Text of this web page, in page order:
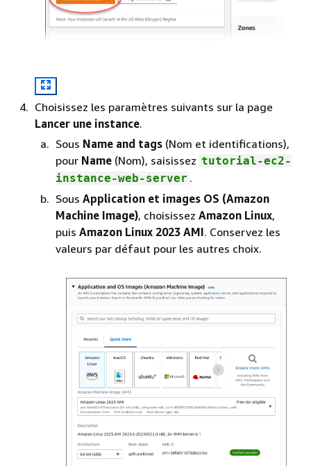
Choisissez les paramètres suivants sur la page
Lancer une instance.
Sous Name and tags (Nom et identifications),
pour Name (Nom), saisissez tutorial-ec2-
instance-web-server .
Sous Application et images OS (Amazon
Machine Image), choisissez Amazon Linux,
puis Amazon Linux 2023 AMI. Conservez les
valeurs par défaut pour les autres choix.